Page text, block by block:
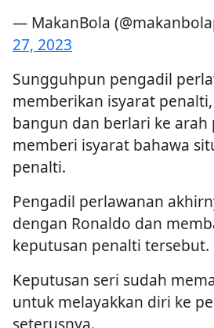
— MakanBola
27, 2023
Sungguhpun pengadil
memberikan isyarat
bangun dan berlari ke arah
memberi isyarat bahawa
penalti.
Pengadil perlawanan
dengan Ronaldo dan
keputusan penalti tersebut.
Keputusan seri sudah
untuk melayakkan diri ke